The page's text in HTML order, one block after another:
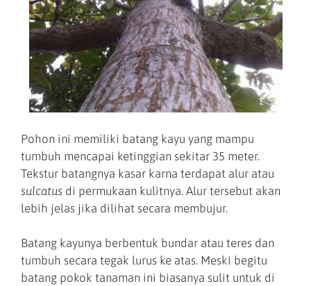
Pohon ini memiliki batang kayu yang mampu
tumbuh mencapai ketinggian sekitar 35 meter.
Tekstur batangnya kasar karna terdapat alur atau
sulcatus di permukaan kulitnya. Alur tersebut akan
lebih jelas jika dilihat secara membujur.
Batang kayunya berbentuk bundar atau teres dan
tumbuh secara tegak lurus ke atas. Meski begitu
batang pokok tanaman ini biasanya sulit untuk di